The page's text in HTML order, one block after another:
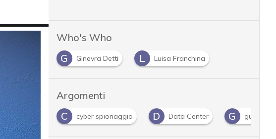
Who's Who
G
Ginevra Detti L Luisa Franchina
Argomenti
A
APT C cyber spionaggio D Data Center G guerra